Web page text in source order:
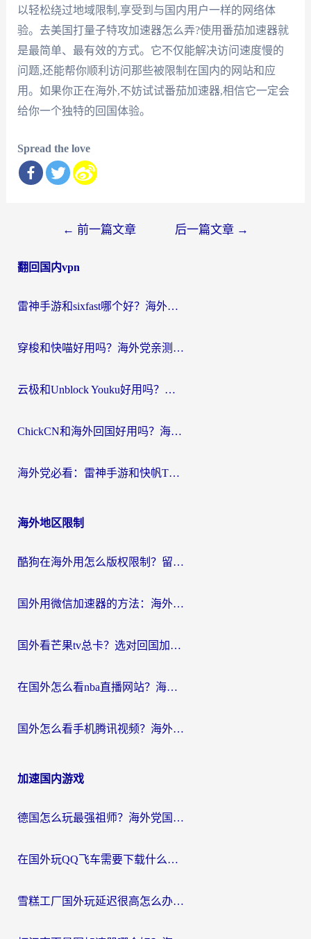
以轻松绕过地域限制,享受到与国内用户一样的网络体
验。去美国打量子特攻加速器怎么弄?使用番茄加速器就
是最简单、最有效的方式。它不仅能解决访问速度慢的
问题,还能帮你顺利访问那些被限制在国内的网站和应
用。如果你正在海外,不妨试试番茄加速器,相信它一定会
给你一个独特的回国体验。
Spread the love
导
← 前一篇文章 后一篇文章 →
翻回国内vpn
雷神手游和sixfast哪个好？海外党亲测3款回国加速器，教你选对不踩坑
穿梭和快喵好用吗？海外党亲测：小众加速器对比+番茄加速器深度体验
云极和Unblock Youku好用吗？海外党亲测+2026回国加速器避坑指南
ChickCN和海外回国好用吗？海外党2026亲测：从手游到影音，选对加速器的3个关键
海外党必看：雷神手游和快帆TV版好用吗？3步选对回国加速器不踩坑
海外地区限制
酷狗在海外用怎么版权限制？留学生亲测：3步解决听国内音乐难题
国外用微信加速器的方法：海外党无缝连接国内生活的实用指南
国外看芒果tv总卡？选对回国加速器，轻松追《浪姐》不费劲
在国外怎么看nba直播网站？海外党专属体育观赛指南，告别地区限制！
国外怎么看手机腾讯视频？海外党亲测有效的追剧加速器选择指南
加速国内游戏
德国怎么玩最强祖师？海外党国服游戏加速器选择全攻略（附宝可梦Online实测）
在国外玩QQ飞车需要下载什么加速器呢？海外党亲测有效的国服游戏加速指南
雪糕工厂国外玩延迟很高怎么办？海外玩家国服游戏加速终极攻略（附实测推荐）